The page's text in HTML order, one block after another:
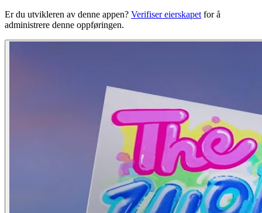
Er du utvikleren av denne appen? Verifiser eierskapet for å
administrere denne oppføringen.